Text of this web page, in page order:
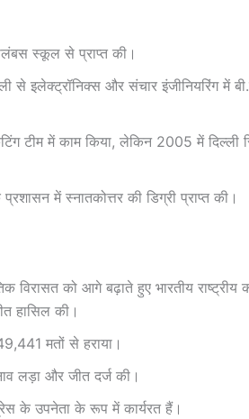
स्कूल से प्राप्त की।
से इलेक्ट्रॉनिक्स और संचार इंजीनियरिंग में
टीम में काम किया, लेकिन 2005 में दिल्ली
में स्नातकोत्तर की डिग्री प्राप्त की।
विरासत को आगे बढ़ाते हुए भारतीय
हासिल की।
मतों से हराया।
लड़ा और जीत दर्ज की।
के उपनेता के रूप में कार्यरत हैं।